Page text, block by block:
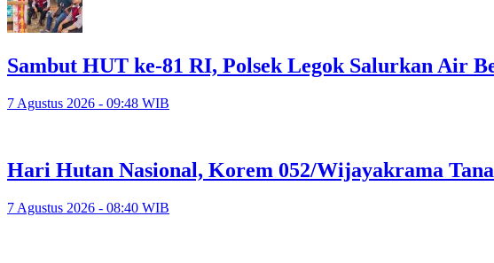
Sambut HUT ke-81 RI, Polsek Legok Salurkan Air
7 Agustus 2026 - 09:48 WIB
Hari Hutan Nasional, Korem 052/Wijayakrama
7 Agustus 2026 - 08:40 WIB